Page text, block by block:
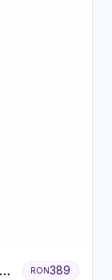
RON389